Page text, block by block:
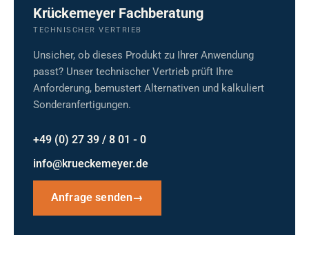
Krückemeyer Fachberatung
TECHNISCHER VERTRIEB
Unsicher, ob dieses Produkt zu Ihrer Anwendung
passt? Unser technischer Vertrieb prüft Ihre
Anforderung, bemustert Alternativen und kalkuliert
Sonderanfertigungen.
+49 (0) 27 39 / 8 01 - 0
info@krueckemeyer.de
Anfrage senden→